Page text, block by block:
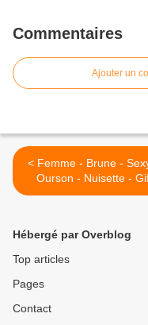
Commentaires
Ajouter un
< Femme - Brune - Sexy -
Ourson - Nuisette -
scintillant - Gratuit
Hébergé par Overblog
Top articles
Pages
Contact